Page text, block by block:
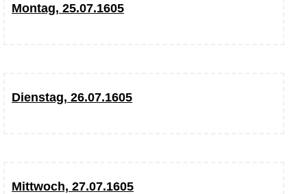
Montag, 25.07.1605
Dienstag, 26.07.1605
Mittwoch, 27.07.1605